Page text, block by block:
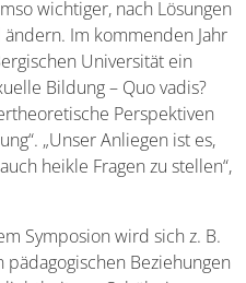
wichtiger, nach Lösungen
Im kommenden Jahr
Universität ein
Bildung – Quo vadis?
Perspektiven
„Unser Anliegen ist es,
heikle Fragen zu stellen“,
Symposion wird sich z. B.
Beziehungen